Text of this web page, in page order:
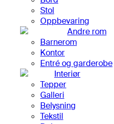
Stol
Oppbevaring
Andre rom
Barnerom
Kontor
Entré og garderobe
Interiør
Tepper
Galleri
Belysning
Tekstil